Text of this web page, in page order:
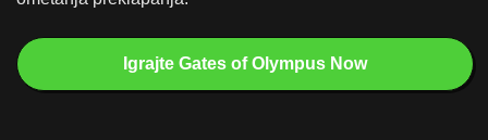
Igrajte Gates of Olympus Now